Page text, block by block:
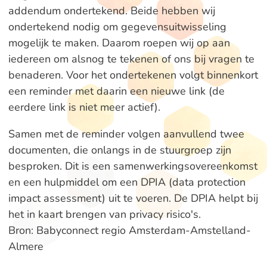
addendum ondertekend. Beide hebben wij
ondertekend nodig om gegevensuitwisseling
mogelijk te maken. Daarom roepen wij op aan
iedereen om alsnog te tekenen of ons bij vragen te
benaderen. Voor het ondertekenen volgt binnenkort
een reminder met daarin een nieuwe link (de
eerdere link is niet meer actief).
Samen met de reminder volgen aanvullend twee
documenten, die onlangs in de stuurgroep zijn
besproken. Dit is een samenwerkingsovereenkomst
en een hulpmiddel om een DPIA (data protection
impact assessment) uit te voeren. De DPIA helpt bij
het in kaart brengen van privacy risico's.
Bron: Babyconnect regio Amsterdam-Amstelland-
Almere